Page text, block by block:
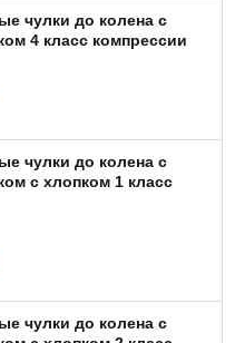
чулки до колена с
4 класс компрессии
чулки до колена с
с хлопком 1 класс
чулки до колена с